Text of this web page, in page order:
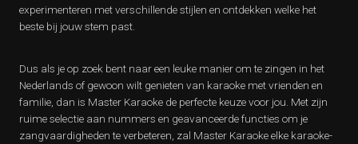
experimenteren met verschillende stijlen en ontdekken welke het
beste bij jouw stem past.
Dus als je op zoek bent naar een leuke manier om te zingen in het
Nederlands of gewoon wilt genieten van karaoke met vrienden en
familie, dan is Master Karaoke de perfecte keuze voor jou. Met zijn
ruime selectie aan nummers en geavanceerde functies om je
zangvaardigheden te verbeteren, zal Master Karaoke elke karaoke-